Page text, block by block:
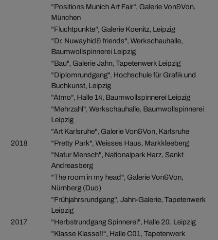
"Positions Munich Art Fair", Galerie Von&Von,
München
"Fluchtpunkte", Galerie Koenitz, Leipzig
"Dr. Nuwayhid& friends", Werkschauhalle,
Baumwollspinnerei Leipzig
"Bau", Galerie Jahn, Tapetenwerk Leipzig
"Diplomrundgang", Hochschule für Grafik und
Buchkunst, Leipzig
"Atmo", Halle 14, Baumwollspinnerei Leipzig
"Mehrzahl", Werkschauhalle, Baumwollspinnerei
Leipzig
"Art Karlsruhe", Galerie Von&Von, Karlsruhe
2018
"Pretty Park", Weisses Haus, Markkleeberg
"Natur Mensch", Nationalpark Harz, Sankt
Andreasberg
"The room in my head", Galerie Von&Von,
Nürnberg (Duo)
"Frühjahrsrundgang", Jahn-Galerie, Tapetenwerk
Leipzig
2017
"Herbstrundgang Spinnerei", Halle 20, Leipzig
"Klasse Klasse!!“, Halle C01, Tapetenwerk